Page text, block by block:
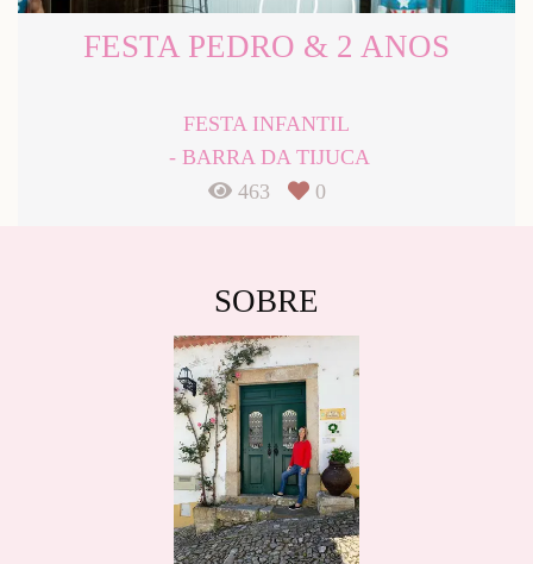
FESTA PEDRO & 2 ANOS
FESTA INFANTIL
BARRA DA TIJUCA
463
0
SOBRE